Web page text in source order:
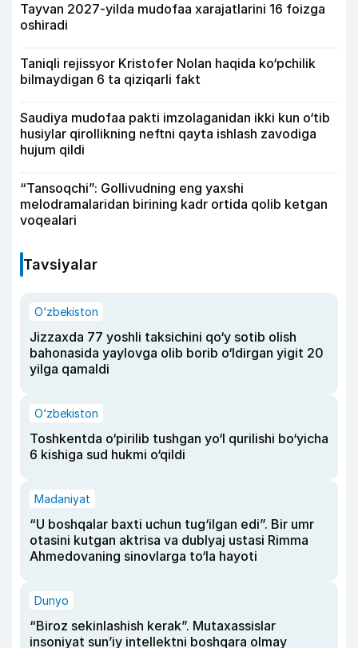
Tayvan 2027-yilda mudofaa xarajatlarini 16 foizga
oshiradi
Taniqli rejissyor Kristofer Nolan haqida ko‘pchilik
bilmaydigan 6 ta qiziqarli fakt
Saudiya mudofaa pakti imzolaganidan ikki kun o‘tib
husiylar qirollikning neftni qayta ishlash zavodiga
hujum qildi
“Tansoqchi”: Gollivudning eng yaxshi
melodramalaridan birining kadr ortida qolib ketgan
voqealari
Tavsiyalar
O‘zbekiston
Jizzaxda 77 yoshli taksichini qo‘y sotib olish
bahonasida yaylovga olib borib o‘ldirgan yigit 20
yilga qamaldi
O‘zbekiston
Toshkentda o‘pirilib tushgan yo‘l qurilishi bo‘yicha
6 kishiga sud hukmi o‘qildi
Madaniyat
“U boshqalar baxti uchun tug‘ilgan edi”. Bir umr
otasini kutgan aktrisa va dublyaj ustasi Rimma
Ahmedovaning sinovlarga to‘la hayoti
Dunyo
“Biroz sekinlashish kerak”. Mutaxassislar
insoniyat sun’iy intellektni boshqara olmay